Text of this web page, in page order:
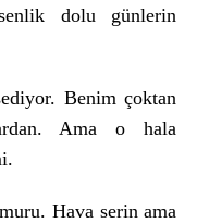
dolu günlerin
Benim çoktan
Ama o hala
Hava serin ama